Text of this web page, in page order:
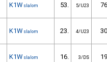
K1W slalom 53. 5/U23
K1W slalom 23. 4/U23
K1W slalom 16. 3/DS